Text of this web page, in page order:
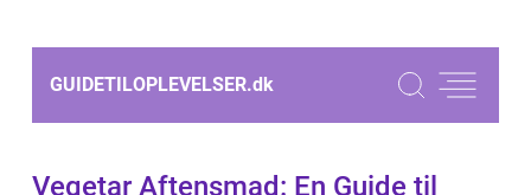
GUIDETILOPLEVELSER.dk
Vegetar Aftensmad: En Guide til